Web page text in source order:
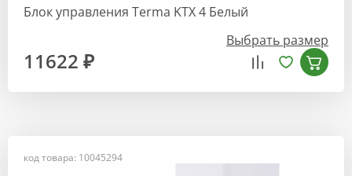
Блок управления Terma KTX 4 Белый
Выбрать размер
11622 ₽
код товара: 10045294